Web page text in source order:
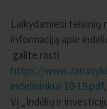
Laikydamiesi teisinių
informaciją apie
galite rasti
https://
indelininkui-10-19.pdf
VĮ „Indėlių ir